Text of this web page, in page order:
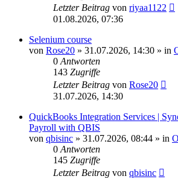
Letzter Beitrag von riyaa1122
01.08.2026, 07:36
Selenium course
von Rose20 » 31.07.2026, 14:30 » in
0 Antworten
143 Zugriffe
Letzter Beitrag von Rose20
31.07.2026, 14:30
QuickBooks Integration Services |
Payroll with QBIS
von qbisinc » 31.07.2026, 08:44 » in
0 Antworten
145 Zugriffe
Letzter Beitrag von qbisinc